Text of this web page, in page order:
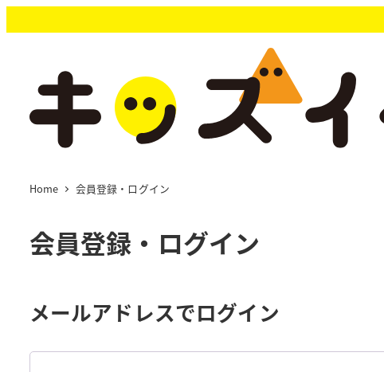
イ
Home 会員登録・ログイン
会員登録・ログイン
メールアドレスでログイン